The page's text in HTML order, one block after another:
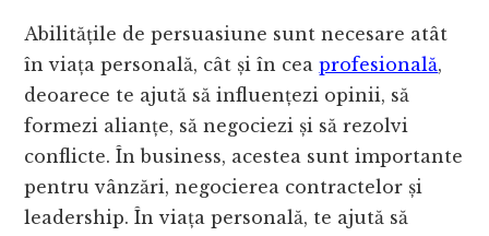
Abilitățile de persuasiune sunt necesare atât
în viața personală, cât și în ceaprofesională,
deoarece te ajută să influențezi opinii, să
formezi alianțe, să negociezi și să rezolvi
conflicte. În business, acestea sunt importante
pentru vânzări, negocierea contractelor și
leadership. În viața personală, te ajută să